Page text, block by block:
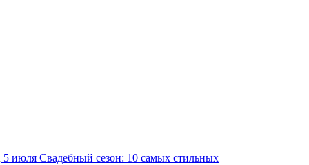
5 июля Свадебный сезон: 10 самых стильных